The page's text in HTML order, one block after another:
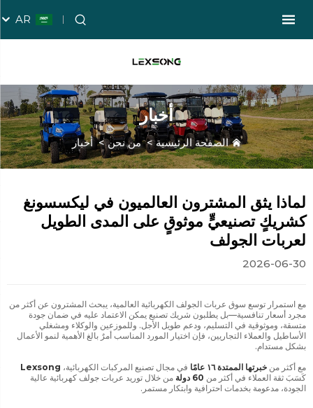
AR
أخبار
الصفحة الرئيسية>من نحن>أخبار
لماذا يثق المشترون العالميون في ليكسسونغ
كشريكٍ تصنيعيٍّ موثوقٍ على المدى الطويل
لعربات الجولف
2026-06-30
مع استمرار توسع سوق عربات الجولف الكهربائية العالمية، يبحث المشترون عن أكثر من
مجرد أسعار تنافسية—بل يطلبون شريك تصنيع يمكن الاعتماد عليه في ضمان جودة
متسقة، وموثوقية في التسليم، ودعم طويل الأجل. وللموزعين والوكلاء ومشغلي
الأساطيل والعملاء التجاريين، فإن اختيار المورد المناسب أمرٌ بالغ الأهمية لنمو الأعمال
بشكل مستدام.
مع أكثر من خبرتها الممتدة ١٦ عامًا في مجال تصنيع المركبات الكهربائية، Lexsong
كَسَبَ ثقة العملاء في أكثر من 60 دولة
من خلال توريد عربات جولف كهربائية عالية
الجودة، مدعومة بخدمات احترافية وابتكار مستمر.